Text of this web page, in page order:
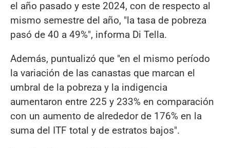
el año pasado y este 2024, con de respecto al
mismo semestre del año, "la tasa de pobreza
pasó de 40 a 49%", informa Di Tella.
Además, puntualizó que "en el mismo período
la variación de las canastas que marcan el
umbral de la pobreza y la indigencia
aumentaron entre 225 y 233% en comparación
con un aumento de alrededor de 176% en la
suma del ITF total y de estratos bajos".